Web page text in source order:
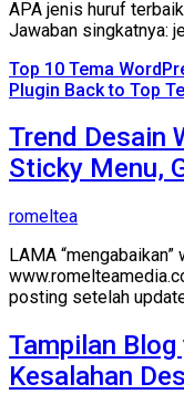
APA jenis huruf
Jawaban singkatnya:
Top 10 Tema
Plugin Back to Top
Trend Desain
Sticky Menu,
romeltea
LAMA
posting setelah
Tampilan
Kesalahan